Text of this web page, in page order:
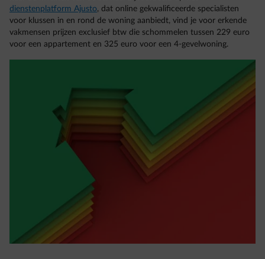
dienstenplatform Ajusto, dat online gekwalificeerde specialisten
voor klussen in en rond de woning aanbiedt, vind je voor erkende
vakmensen prijzen exclusief btw die schommelen tussen 229 euro
voor een appartement en 325 euro voor een 4-gevelwoning.